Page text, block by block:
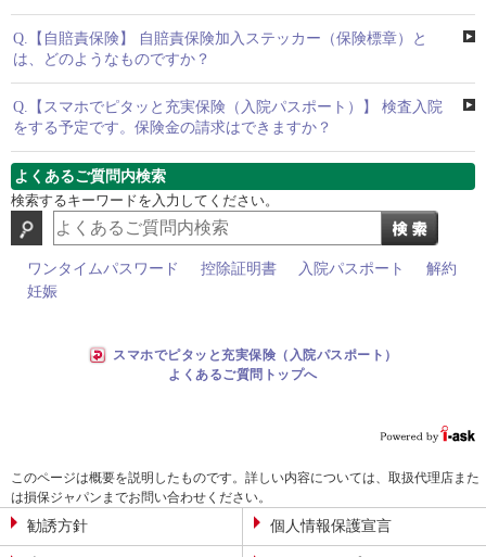
Q. 【自賠責保険】 自賠責保険加入ステッカー（保険標章）と
は、どのようなものですか？
Q. 【スマホでピタッと充実保険（入院パスポート）】 検査入院
をする予定です。保険金の請求はできますか？
よくあるご質問内検索
検索するキーワードを入力してください。
ワンタイムパスワード 控除証明書 入院パスポート
解約
妊娠
スマホでピタッと充実保険（入院パスポート）
よくあるご質問トップへ
このページは概要を説明したものです。詳しい内容については、取扱代理店また
は損保ジャパンまでお問い合わせください。
勧誘方針 個人情報保護宣言